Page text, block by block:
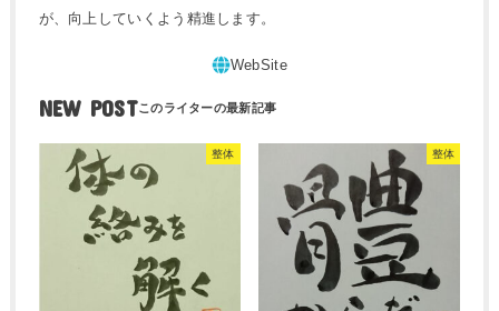
が、向上していくよう精進します。
NEW POST
整体 整体